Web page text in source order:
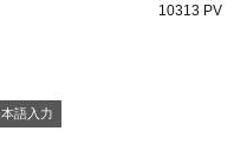
10313 PV
語入力